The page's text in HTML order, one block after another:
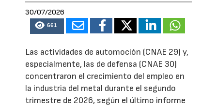
30/07/2026
661
Las actividades de automoción (CNAE 29) y,
especialmente, las de defensa (CNAE 30)
concentraron el crecimiento del empleo en
la industria del metal durante el segundo
trimestre de 2026, según el último informe